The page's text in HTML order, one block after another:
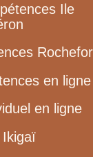
Ile
en ligne
en ligne
Ikigaï